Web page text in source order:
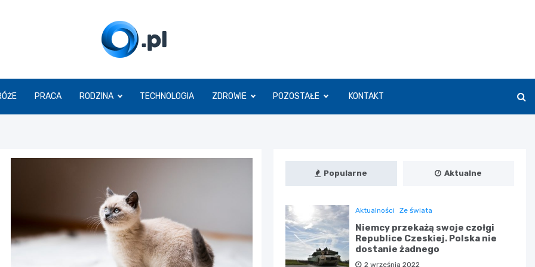
O.pl
PRACA RODZINA TECHNOLOGIA ZDROWIE POZOSTAŁE KONTAKT
Popularne Aktualne
Aktualności Ze świata
Niemcy przekażą swoje czołgi
Republice Czeskiej. Polska nie
dostanie żadnego
2 września 2022